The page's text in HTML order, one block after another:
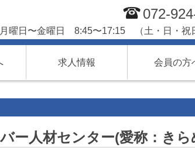
072-
曜日〜金曜日 8:45〜17:15 （土・日・祝
求人情報 会員の方
ー人材センター(愛称：きら